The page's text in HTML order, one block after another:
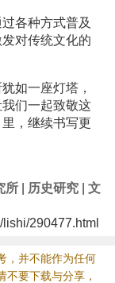
各种方式普及
对传统文化的
如一座灯塔，
们一起致敬这
，继续书写更
所| 历史研究| 文
290477.html
，并不能作为任何
要下载与分享，